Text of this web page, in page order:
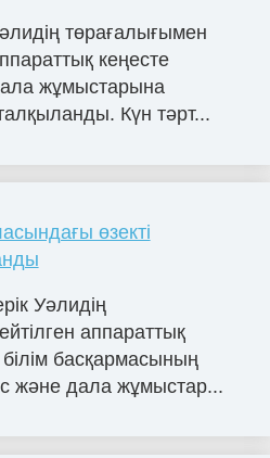
төрағалығымен
кеңесте
жұмыстарына
Күн тәрт...
өзекті
Уәлидің
аппараттық
басқармасының
және дала жұмыстар...